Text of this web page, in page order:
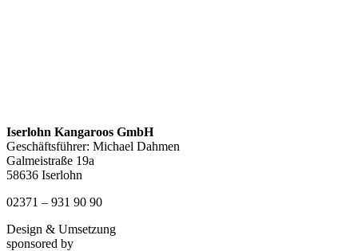
Iserlohn Kangaroos GmbH
Geschäftsführer: Michael Dahmen
Galmeistraße 19a
58636 Iserlohn
02371 – 931 90 90
Design & Umsetzung
sponsored by